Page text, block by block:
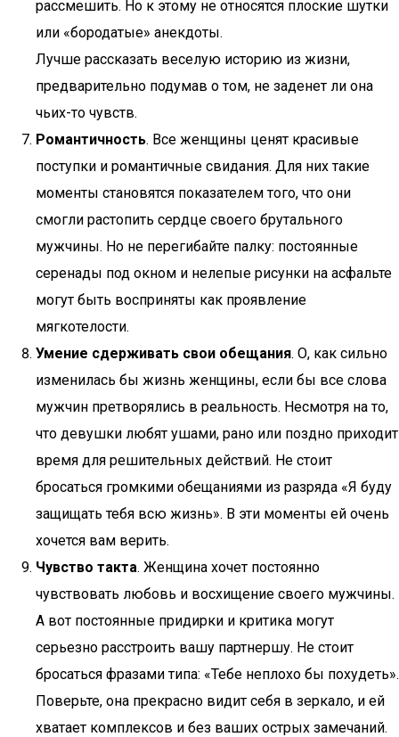
рассмешить. Но к этому не относятся плоские шутки
или «бородатые» анекдоты.
Лучше рассказать веселую историю из жизни,
предварительно подумав о том, не заденет ли она
чьих-то чувств.
Романтичность. Все женщины ценят красивые
поступки и романтичные свидания. Для них такие
моменты становятся показателем того, что они
смогли растопить сердце своего брутального
мужчины. Но не перегибайте палку: постоянные
серенады под окном и нелепые рисунки на асфальте
могут быть восприняты как проявление
мягкотелости.
Умение сдерживать свои обещания. О, как сильно
изменилась бы жизнь женщины, если бы все слова
мужчин претворялись в реальность. Несмотря на то,
что девушки любят ушами, рано или поздно приходит
время для решительных действий. Не стоит
бросаться громкими обещаниями из разряда «Я буду
защищать тебя всю жизнь». В эти моменты ей очень
хочется вам верить.
Чувство такта. Женщина хочет постоянно
чувствовать любовь и восхищение своего мужчины.
А вот постоянные придирки и критика могут
серьезно расстроить вашу партнершу. Не стоит
бросаться фразами типа: «Тебе неплохо бы похудеть».
Поверьте, она прекрасно видит себя в зеркало, и ей
хватает комплексов и без ваших острых замечаний.